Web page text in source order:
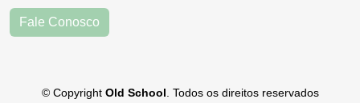
Fale Conosco
© Copyright Old School . Todos os direitos reservados